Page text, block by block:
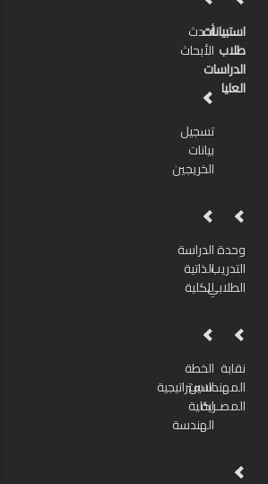
استبيانات
طلاب
الدراسات
العليا
أحدث
الأبحاث
تسجيل
بيانات
الخريجين
وحدة
التدريب
الطلابي
الدراسة
الذاتية
للكلية
نقابة
المهندسين
المصـرية
الخطة
الاستراتيجية
لكلية
الهندسة